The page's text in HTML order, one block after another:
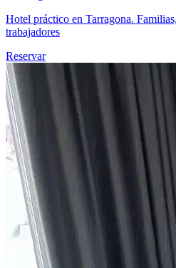
Hotel práctico en Tarragona.
trabajadores
Reservar